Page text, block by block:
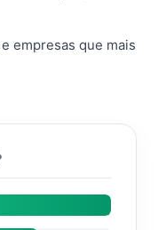
empresas que mais